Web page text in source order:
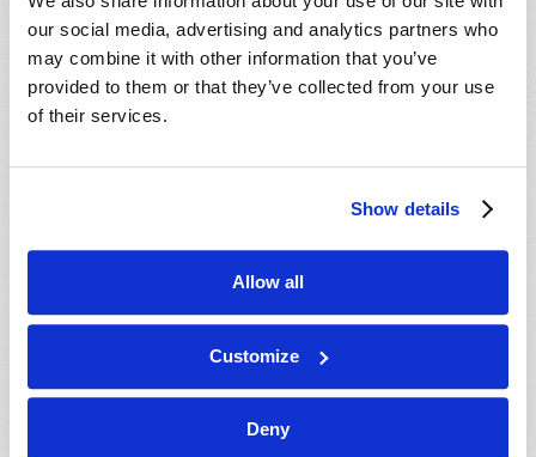
our social media, advertising and analytics partners who
may combine it with other information that you’ve
provided to them or that they’ve collected from your use
of their services.
Show details
Allow all
Customize
Deny